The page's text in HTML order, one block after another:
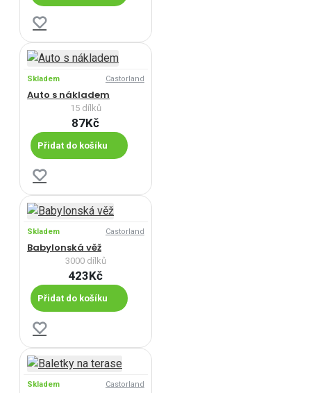
Skladem Castorland
Auto s nákladem
15 dílků
87Kč
Přidat do košíku
Skladem Castorland
Babylonská věž
3000 dílků
423Kč
Přidat do košíku
Skladem Castorland